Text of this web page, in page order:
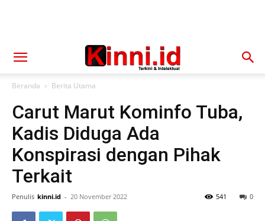
Beranda Berita Utama
Carut Marut Kominfo Tuba,
Kadis Diduga Ada
Konspirasi dengan Pihak
Terkait
Penulis kinni.id - 20 November 2022 0
541